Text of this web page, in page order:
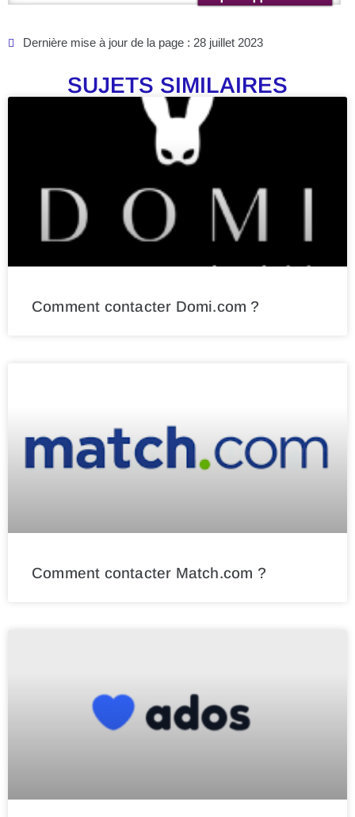
Dernière mise à jour de la page : 28 juillet 2023
SUJETS SIMILAIRES
Comment contacter Domi.com ?
Comment contacter Match.com ?